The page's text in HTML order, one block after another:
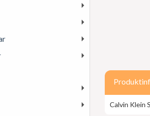
Calvin Klein